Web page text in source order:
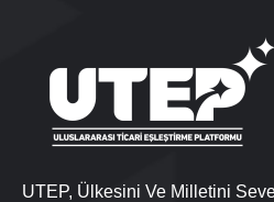
UTEP, Ülkesini Ve Milletini